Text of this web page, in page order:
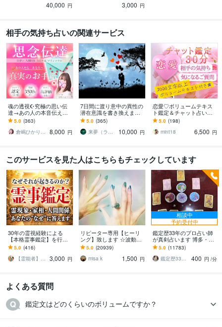
40,000 円
格でお届けします3,000 円
相手の気持ち占いの関連サービス
魂の透視☪️究極の思い伝
達→あの人の本音伝えま
す 鑑定実績5000件✨恋愛
片思い復縁複雑愛結婚占
い㊙️
5.0 (363)
倉嶋ひかり♡複雑愛あの人の本音と幸せの道
8,000 円
7日間に渡り意中の異性の
潜在意識を書き換えます
大好きなあの人に自分の
ことだけを狂ったように
愛してほしい方へ
5.0 (365)
来夢（ライム）
10,000 円
恋愛♡ボリュームテキス
ト鑑定＆チャット占い致
します 相手のお気持ち♡3
0分チャット♪しっかり鑑
定＆寄り添います
5.0 (198)
mint18
6,500 円
このサービスを見た人はこちらもチェックしています
30年の霊視経験による
【本格霊事鑑定】を行い
ます 霊現象・家相・家
系・先祖・土地・人間関
係・悪縁・因縁・厄払い
5.0 (416)
【霊能者】天晴
3,000 円
リピーター専用【ヒーリ
ング】致します ☆波動を
上げ、流れを良くします
☆
5.0 (20939)
misa k
1,500 円
相談中
予約受付中
鑑定歴33年のプロ占い師
が真剣占います 博多・廓
屋の純血統占い祈願師
雷鳥
5.0 (11783)
鑑定歴33年のプロ占い師 雷鳥
400 円 /分
よくある質問
鑑定文はどのくらいのボリュームですか？